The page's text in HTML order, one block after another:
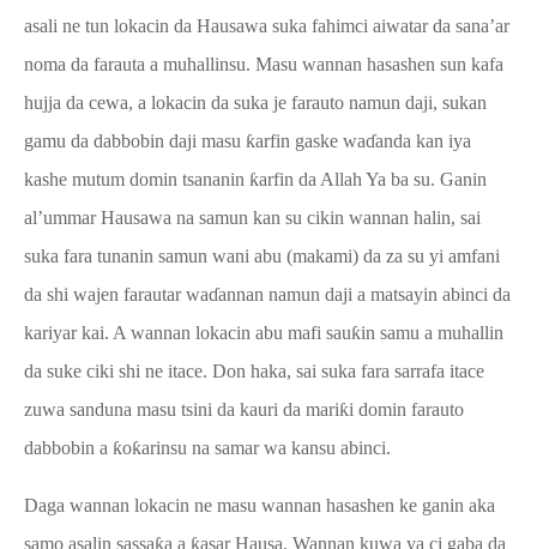
asali ne tun lokacin da Hausawa suka fahimci aiwatar da sana’ar
noma da farauta a muhallinsu. Masu wannan hasashen sun kafa
hujja da cewa, a lokacin da suka je farauto namun daji, sukan
gamu da dabbobin daji masu ƙarfin gaske waɗanda kan iya
kashe mutum domin tsananin ƙarfin da Allah Ya ba su. Ganin
al’ummar Hausawa na samun kan su cikin wannan halin, sai
suka fara tunanin samun wani abu (makami) da za su yi amfani
da shi wajen farautar waɗannan namun daji a matsayin abinci da
kariyar kai. A wannan lokacin abu mafi sauƙin samu a muhallin
da suke ciki shi ne itace. Don haka, sai suka fara sarrafa itace
zuwa sanduna masu tsini da kauri da mariƙi domin farauto
dabbobin a ƙoƙarinsu na samar wa kansu abinci.
Daga wannan lokacin ne masu wannan hasashen ke ganin aka
samo asalin sassaƙa a ƙasar Hausa. Wannan kuwa ya ci gaba da